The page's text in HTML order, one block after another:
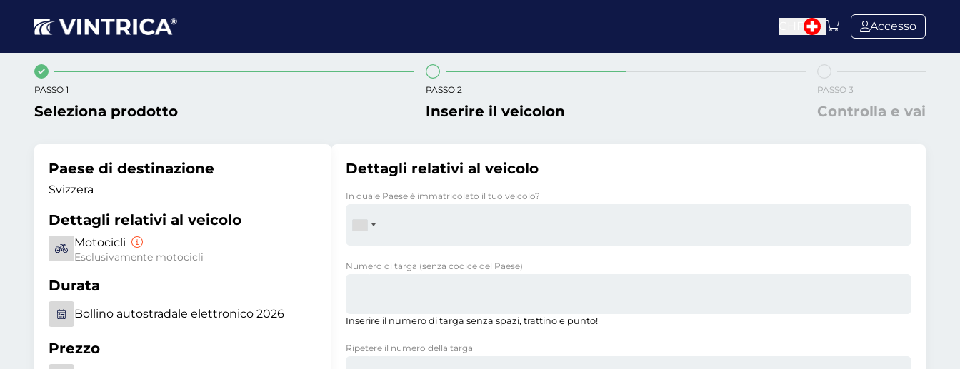
Accesso
PASSO 1
Seleziona prodotto
PASSO 2
Inserire il veicolon
PASSO 3
Controlla e vai
Paese di destinazione
Svizzera
Dettagli relativi al veicolo
Motocicli
Esclusivamente motocicli
Durata
Bollino autostradale elettronico 2026
Prezzo
Dettagli relativi al veicolo
In quale Paese è immatricolato il tuo veicolo?
Numero di targa (senza codice del Paese)
Inserire il numero di targa senza spazi, trattino e punto!
Ripetere il numero della targa